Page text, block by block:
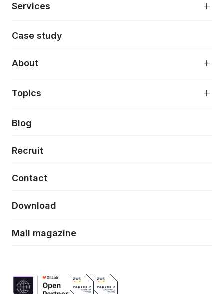
Services
AI駆動開発支援
モダナイゼーション
特徴量エンジニアリングと生成AI
デジタルプロダクトデザイン
デザインシステム構築支援
フロントエンド開発
Case study
About
About
当社が目指しているもの
Topics
Press release
News
Event/Seminer
Blog
Recruit
Contact
Download
Mail magazine